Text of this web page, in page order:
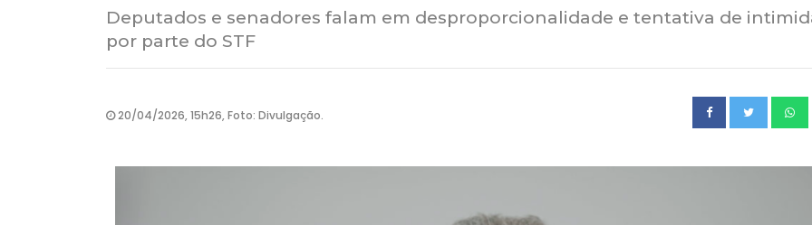
Deputados e senadores falam em desproporcionalidade e tentativa de
por parte do STF
20/04/2026, 15h26, Foto: Divulgação.